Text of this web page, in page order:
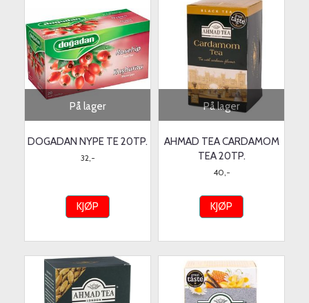
På lager
DOGADAN NYPE TE 20TP.
32,-
KJØP
På lager
AHMAD TEA CARDAMOM
TEA 20TP.
40,-
KJØP